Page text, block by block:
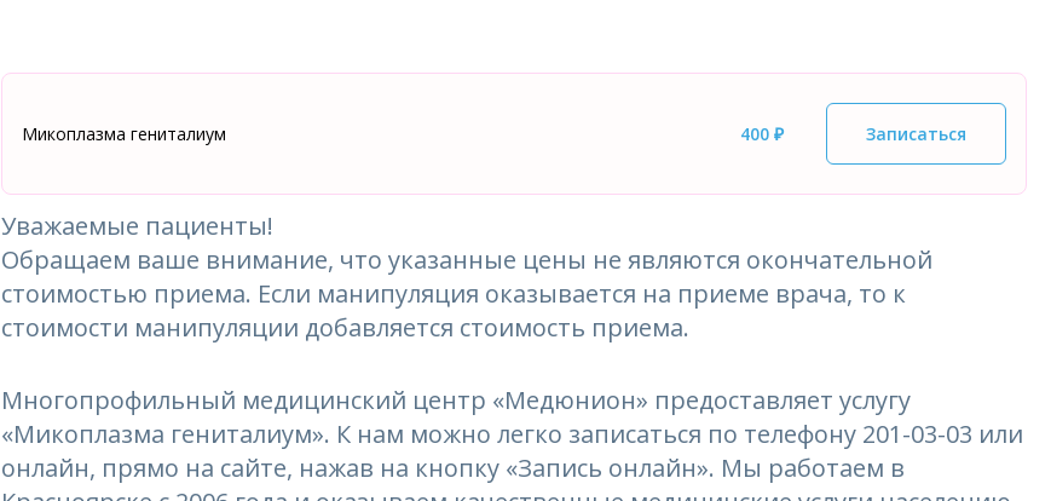
Микоплазма гениталиум 400 ₽ Записаться
Уважаемые пациенты!
Обращаем ваше внимание, что указанные цены не являются окончательной
стоимостью приема. Если манипуляция оказывается на приеме врача, то к
стоимости манипуляции добавляется стоимость приема.
Многопрофильный медицинский центр «Медюнион» предоставляет услугу
«Микоплазма гениталиум». К нам можно легко записаться по телефону 201-03-03 или
онлайн, прямо на сайте, нажав на кнопку «Запись онлайн». Мы работаем в